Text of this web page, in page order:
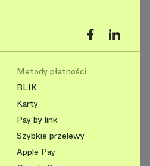
Metody płatności
BLIK
Karty
Pay by link
Szybkie przelewy
Apple Pay